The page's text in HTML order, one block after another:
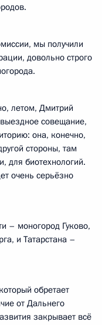
мы получили
довольно строго
летом, Дмитрий
совещание,
она, конечно,
стороны, там
для биотехнологий.
очень серьёзно
– моногород Гуково,
и Татарстана –
обретает
от Дальнего
закрывает всё